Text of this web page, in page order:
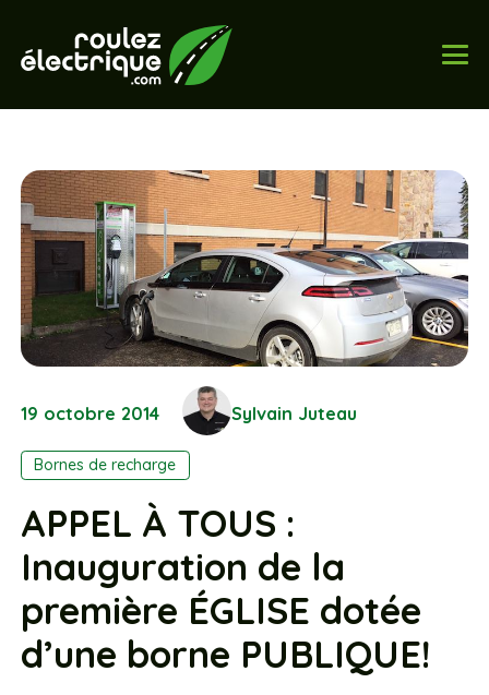
19 octobre 2014 Sylvain Juteau
Bornes de recharge
APPEL À TOUS :
Inauguration de la
première ÉGLISE dotée
d’une borne PUBLIQUE!